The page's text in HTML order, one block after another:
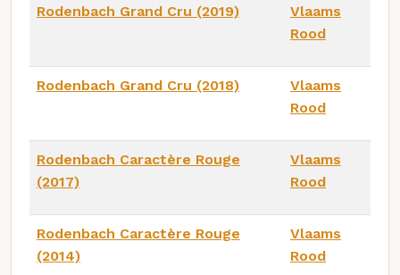
Rodenbach Grand Cru (2019)
Vlaams
Rood
Rodenbach Grand Cru (2018)
Vlaams
Rood
Rodenbach Caractère Rouge
(2017)
Vlaams
Rood
Rodenbach Caractère Rouge
(2014)
Vlaams
Rood